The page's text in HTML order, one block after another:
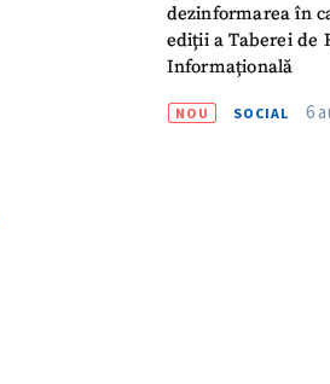
dezinformarea în
ediții a Taberei de
Informațională
NOU SOCIAL 6
TRIMITE ȘTIREA